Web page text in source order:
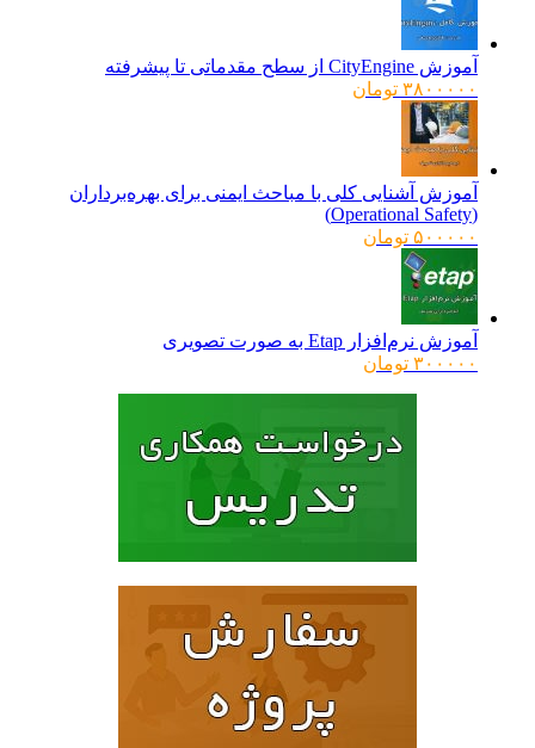
آموزش CityEngine از سطح مقدماتی تا پیشرفته
۳۸۰۰۰۰۰ تومان
آموزش آشنایی کلی با مباحث ایمنی برای بهره‌برداران
۵۰۰۰۰۰ تومان
آموزش نرم‌افزار Etap به صورت تصویری
۳۰۰۰۰۰ تومان